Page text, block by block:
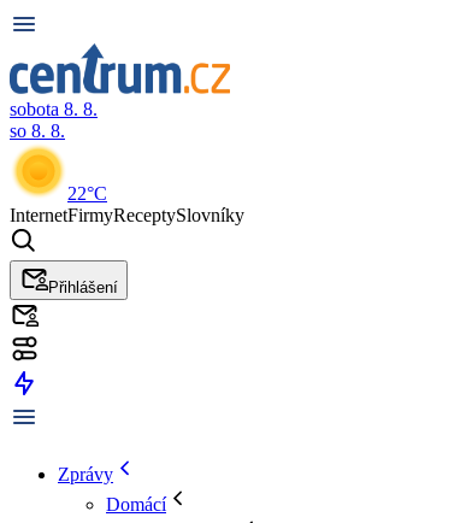
sobota 8. 8.
so 8. 8.
22°C
InternetFirmyReceptySlovníky
Přihlášení
Zprávy
Domácí